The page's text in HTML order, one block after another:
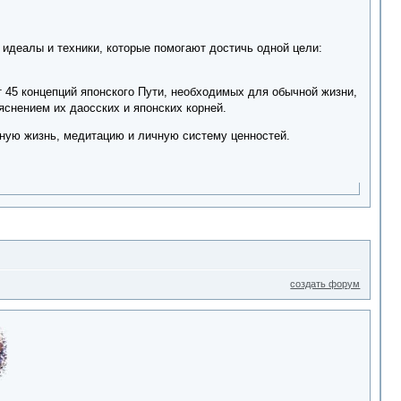
и техники, которые помогают достичь одной цели:
концепций японского Пути, необходимых для обычной жизни,
их даосских и японских корней.
жизнь, медитацию и личную систему ценностей.
создать форум